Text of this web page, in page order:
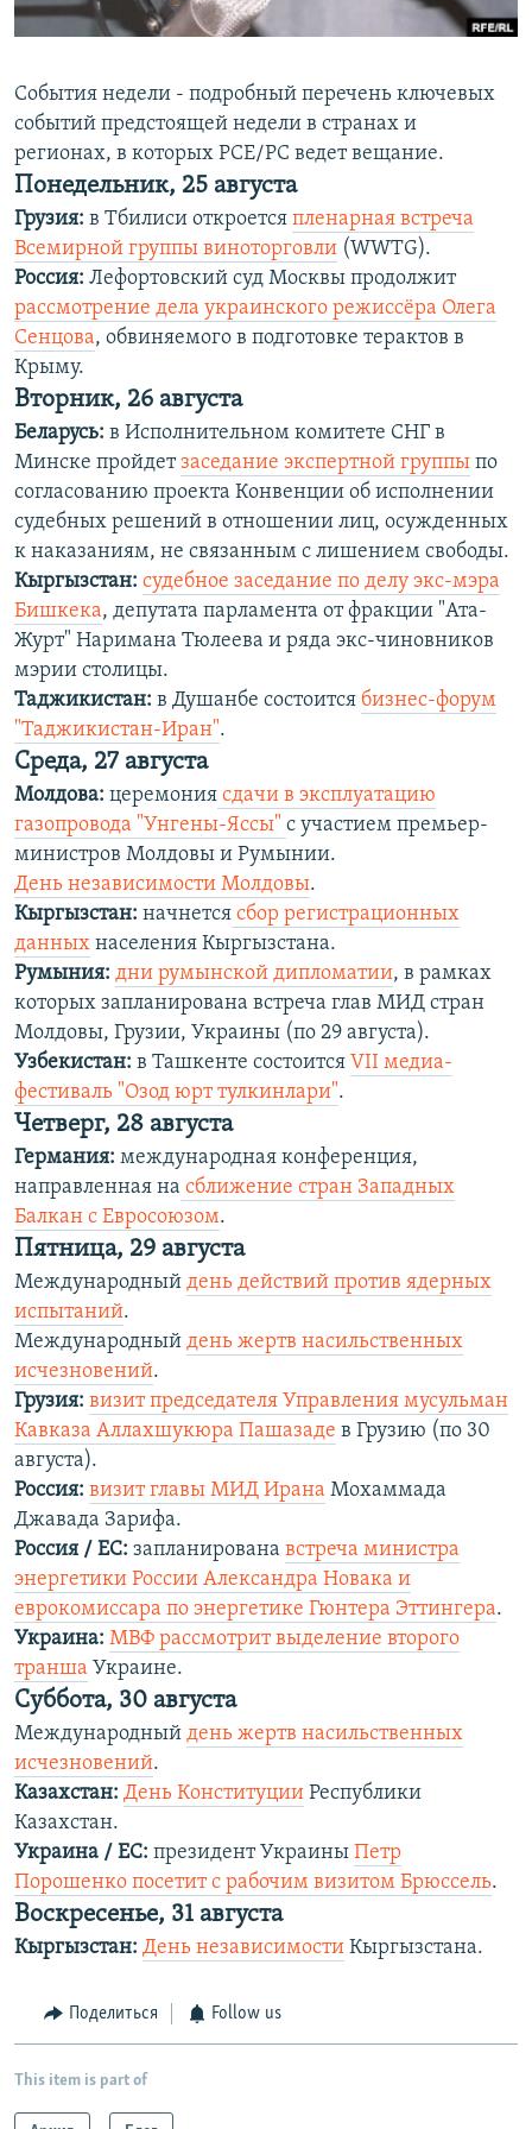
Հայերեն
English
Русский
Все сайты Радио Азатутюн
События недели - подробный перечень ключевых
событий предстоящей недели в странах и
регионах, в которых РСЕ/РС ведет вещание.
Понедельник, 25 августа
Грузия: в Тбилиси откроется пленарная встреча
Всемирной группы виноторговли (WWTG).
Россия: Лефортовский суд Москвы продолжит
рассмотрение дела украинского режиссёра Олега
Сенцова, обвиняемого в подготовке терактов в
Крыму.
Вторник, 26 августа
Беларусь: в Исполнительном комитете СНГ в
Минске пройдетзаседание экспертной группы по
согласованию проекта Конвенции об исполнении
судебных решений в отношении лиц, осужденных
к наказаниям, не связанным с лишением свободы.
Кыргызстан: судебное заседание по делу экс-мэра
Бишкека, депутата парламента от фракции "Ата-
Журт" Наримана Тюлеева и ряда экс-чиновников
мэрии столицы.
Таджикистан: в Душанбе состоится бизнес-форум
"Таджикистан-Иран".
Среда, 27 августа
Молдова: церемония сдачи в эксплуатацию
газопровода "Унгены-Яссы" с участием премьер-
министров Молдовы и Румынии.
День независимости Молдовы.
Кыргызстан: начнется сбор регистрационных
данных населения Кыргызстана.
Румыния: дни румынской дипломатии, в рамках
которых запланирована встреча глав МИД стран
Молдовы, Грузии, Украины (по 29 августа).
Узбекистан: в Ташкенте состоится VII медиа-
фестиваль "Озод юрт тулкинлари".
Четверг, 28 августа
Германия: международная конференция,
направленная на сближение стран Западных
Балкан с Евросоюзом.
Пятница, 29 августа
Международный день действий против ядерных
испытаний.
Международный день жертв насильственных
исчезновений.
Грузия: визит председателя Управления мусульман
Кавказа Аллахшукюра Пашазаде в Грузию (по 30
августа).
Россия: визит главы МИД Ирана Мохаммада
Джавада Зарифа.
Россия / ЕС: запланирована встреча министра
энергетики России Александра Новака и
еврокомиссара по энергетике Гюнтера Эттингера.
Украина: МВФ рассмотрит выделение второго
транша Украине.
Суббота, 30 августа
Международный день жертв насильственных
исчезновений.
Казахстан: День Конституции Республики
Казахстан.
Украина / ЕС: президент Украины Петр
Порошенко посетит с рабочим визитом Брюссель.
Воскресенье, 31 августа
Кыргызстан: День независимости Кыргызстана.
Поделиться Follow us
This item is part of